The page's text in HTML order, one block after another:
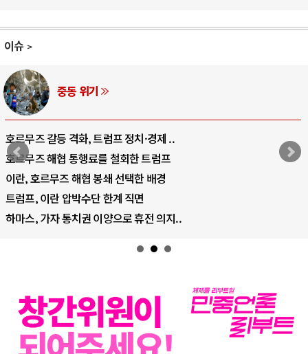
이슈
중동 위기
호르무즈 갈등 격화, 트럼프 정치·경제 ..
호르무즈 해협 통행료를 철회한 트럼프
이란, 호르무즈 해협 봉쇄 선택한 배경
트럼프, 이란 압박수단 한계 직면
하마스, 가자 통치권 이양으로 휴전 의지..